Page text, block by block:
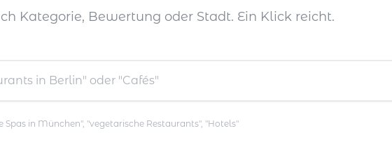
Kategorie, Bewertung oder Stadt. Ein Klick reicht.
Spas in München", "vegetarische Restaurants", "Hotels"